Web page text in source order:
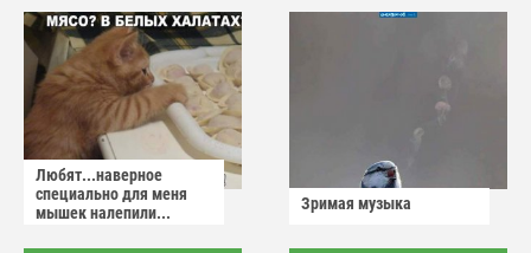
Любят...наверное
специально для меня
мышек налепили...
Зримая музыка